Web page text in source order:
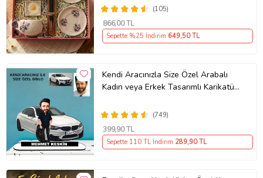
(105)
866,00 TL
Sepette %25 İndirim 649,50 TL
Kendi Aracınızla Size Özel Arabalı
Kadın veya Erkek Tasarımlı Karikatür
Erkeğe Hediye, Rent A Car Hediyesi
(749)
399,90 TL
Sepette 110 TL İndirim 289,90 TL